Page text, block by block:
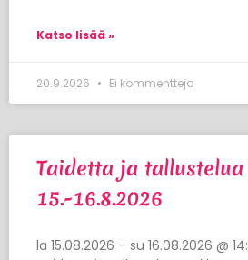
Katso lisää »
20.9.2026 Ei kommentteja
Taidetta ja tallustelua
15.-16.8.2026
la 15.08.2026 – su 16.08.2026 @